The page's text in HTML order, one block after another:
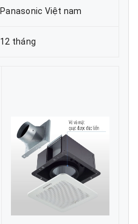
Panasonic Việt nam
12 tháng